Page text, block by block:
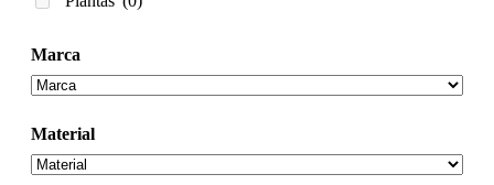
Marca
Material